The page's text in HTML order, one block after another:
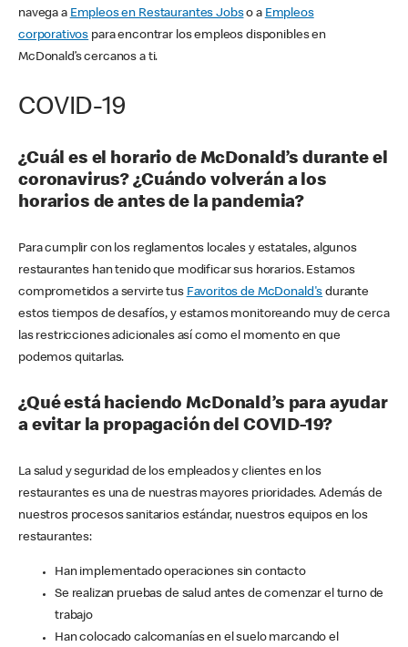
navega a Empleos en Restaurantes Jobso a Empleos
corporativos para encontrar los empleos disponibles en
McDonald’s cercanos a ti.
COVID-19
¿Cuál es el horario de McDonald’s durante el
coronavirus? ¿Cuándo volverán a los
horarios de antes de la pandemia?
Para cumplir con los reglamentos locales y estatales, algunos
restaurantes han tenido que modificar sus horarios. Estamos
comprometidos a servirte tus Favoritos de McDonald's durante
estos tiempos de desafíos, y estamos monitoreando muy de cerca
las restricciones adicionales así como el momento en que
podemos quitarlas.
¿Qué está haciendo McDonald’s para ayudar
a evitar la propagación del COVID-19?
La salud y seguridad de los empleados y clientes en los
restaurantes es una de nuestras mayores prioridades. Además de
nuestros procesos sanitarios estándar, nuestros equipos en los
restaurantes:
Han implementado operaciones sin contacto
Se realizan pruebas de salud antes de comenzar el turno de
trabajo
Han colocado calcomanías en el suelo marcando el